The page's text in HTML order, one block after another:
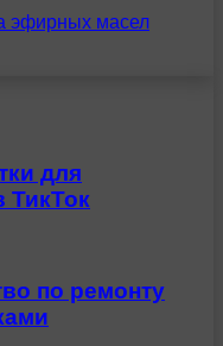
для
ТикТок
по ремонту